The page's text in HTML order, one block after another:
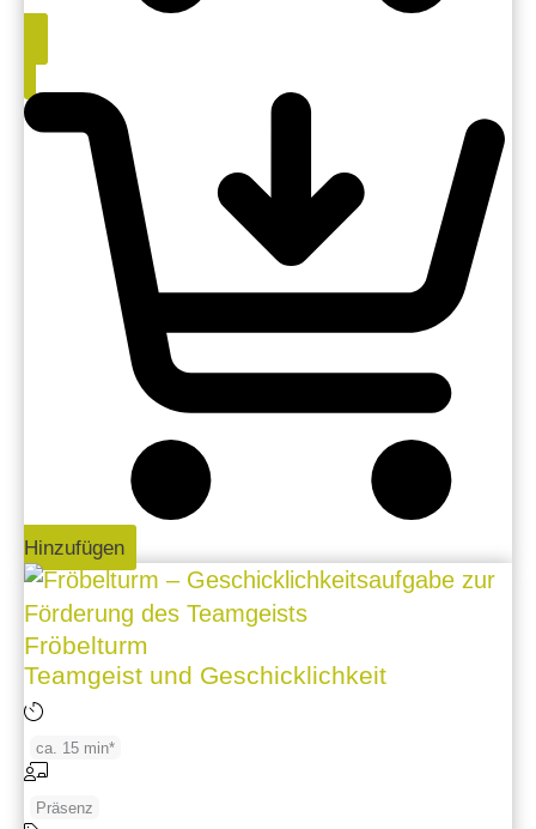
Hinzufügen
Fröbelturm
Teamgeist und Geschicklichkeit
ca. 15 min*
Präsenz